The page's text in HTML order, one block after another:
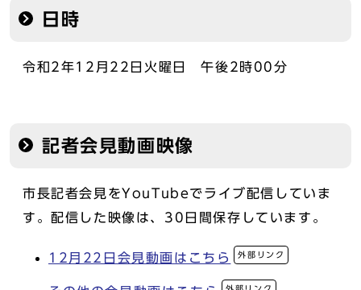
日時
令和2年12月22日火曜日 午後2時00分
記者会見動画映像
市長記者会見をYouTubeでライブ配信していま
す。配信した映像は、30日間保存しています。
12月22日会見動画はこちら 外部リンク
外部リンク